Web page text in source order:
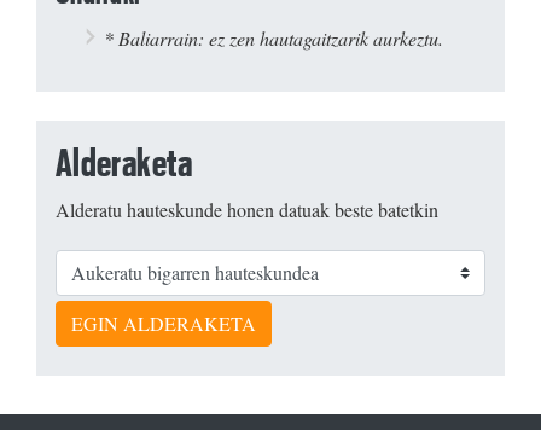
* Baliarrain: ez zen hautagaitzarik aurkeztu.
Alderaketa
Alderatu hauteskunde honen datuak beste batetkin
EGIN ALDERAKETA